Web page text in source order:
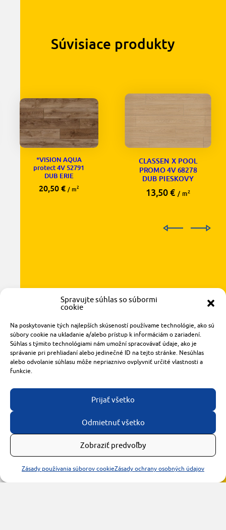
Spravujte súhlas so súbormi
cookie
Na poskytovanie tých najlepších skúseností používame technológie, ako sú
súbory cookie na ukladanie a/alebo prístup k informáciám o zariadení.
Súhlas s týmito technológiami nám umožní spracovávať údaje, ako je
správanie pri prehliadaní alebo jedinečné ID na tejto stránke. Nesúhlas
alebo odvolanie súhlasu môže nepriaznivo ovplyvniť určité vlastnosti a
funkcie.
Prijať všetko
Odmietnuť všetko
Zobraziť predvoľby
Zásady používania súborov cookieZásady ochrany osobných údajov
Súvisiace produkty
*VISION AQUA
protect 4V 52791
DUB ERIE
20,50 € / m2
CLASSEN X POOL
PROMO 4V 68278
DUB PIESKOVY
13,50€ / m2
Radlinského 1611/14
921 01 Piešťany
obchod@rzparkety.sk
+421 905 119 087